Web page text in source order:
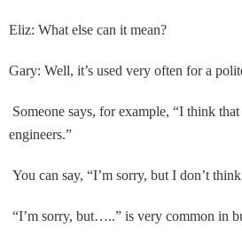
Eliz: What else can it mean?
Gary: Well, it’s used very often for a
Someone says, for example, “I think
engineers.”
You can say, “I’m sorry, but I don’t
“I’m sorry, but…..” is very common in